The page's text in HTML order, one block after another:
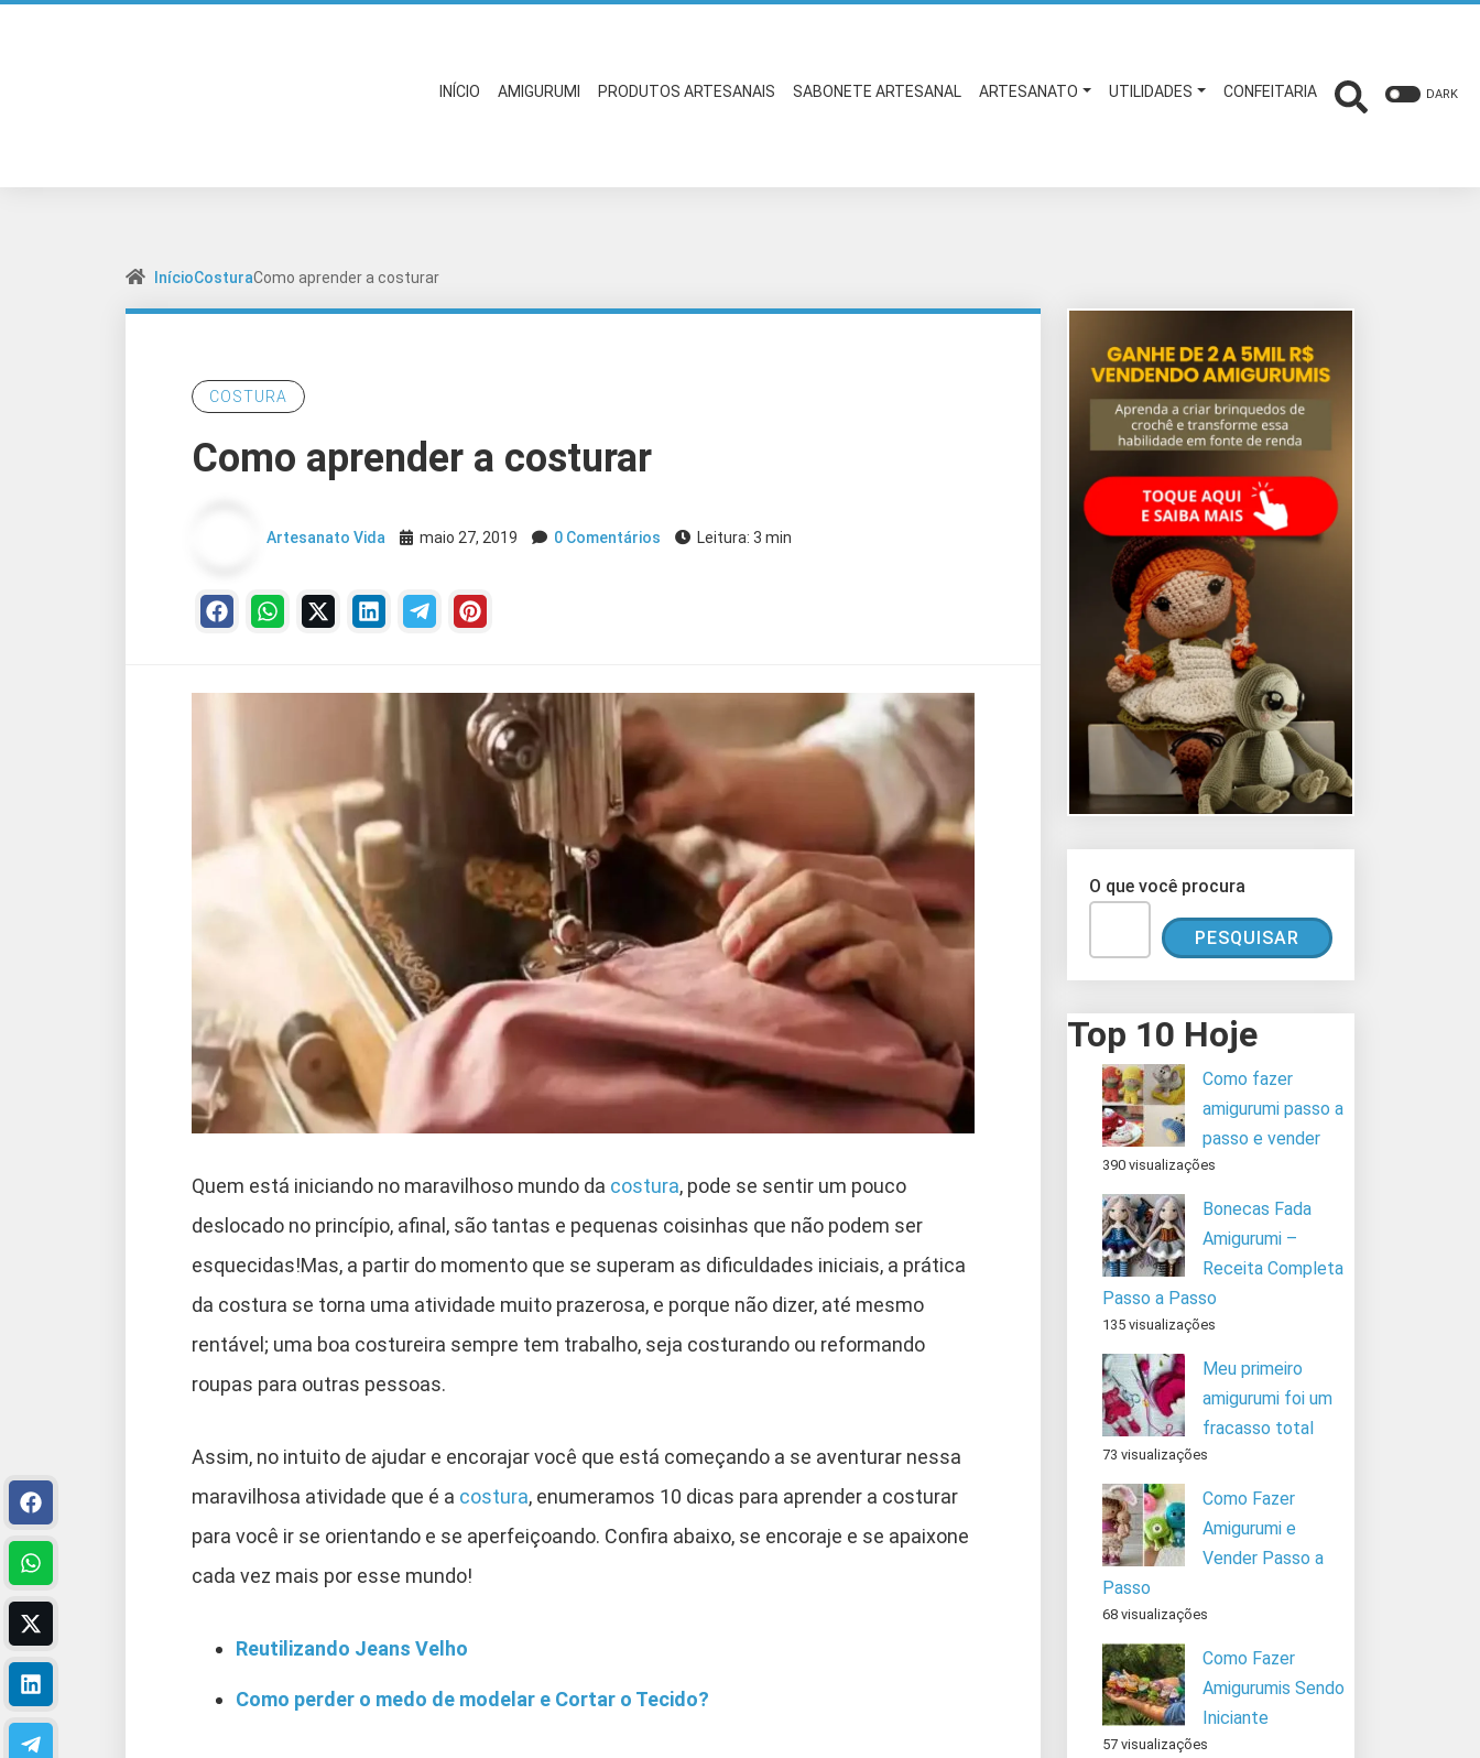
INÍCIO AMIGURUMI PRODUTOS ARTESANAIS SABONETE ARTESANAL ARTESANATO UTILIDADES CONFEITARIA DARK
InícioCosturaComo aprender a costurar
COSTURA
Como aprender a costurar
Artesanato Vida maio 27, 2019 0 Comentários Leitura: 3 min
Quem está iniciando no maravilhoso mundo da costura, pode se sentir um pouco
deslocado no princípio, afinal, são tantas e pequenas coisinhas que não podem ser
esquecidas!Mas, a partir do momento que se superam as dificuldades iniciais, a prática
da costura se torna uma atividade muito prazerosa, e porque não dizer, até mesmo
rentável; uma boa costureira sempre tem trabalho, seja costurando ou reformando
roupas para outras pessoas.
Assim, no intuito de ajudar e encorajar você que está começando a se aventurar nessa
maravilhosa atividade que é a costura, enumeramos 10 dicas para aprender a costurar
para você ir se orientando e se aperfeiçoando. Confira abaixo, se encoraje e se apaixone
cada vez mais por esse mundo!
Reutilizando Jeans Velho
Como perder o medo de modelar e Cortar o Tecido?
O que você procura
PESQUISAR
Top 10 Hoje
Como fazer
amigurumi passo a
passo e vender
390 visualizações
Bonecas Fada
Amigurumi –
Receita Completa
Passo a Passo
135 visualizações
Meu primeiro
amigurumi foi um
fracasso total
73 visualizações
Como Fazer
Amigurumi e
Vender Passo a
Passo
68 visualizações
Como Fazer
Amigurumis Sendo
Iniciante
57 visualizações